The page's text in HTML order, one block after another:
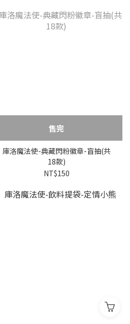
售完
庫洛魔法使-典藏閃粉徽章-盲抽(共
18款)
NT$150